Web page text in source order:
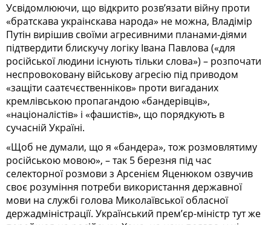
Усвідомлюючи, що відкрито розв’язати війну проти
«братскава украінскава народа» не можна, Владімір
Путін вирішив своїми агресивними планами-діями
підтвердити блискучу логіку Івана Павлова («для
російської людини існують тільки слова») – розпочати
неспровоковану військову агресію під приводом
«защіти саатєчєственніков» проти вигаданих
кремлівською пропагандою «бандерівців»,
«націоналістів» і «фашистів», що порядкують в
сучасній Україні.
«Щоб не думали, що я «бандера», тож розмовлятиму
російською мовою», – так 5 березня під час
селекторної розмови з Арсенієм Яценюком озвучив
своє розуміння потреби використання державної
мови на службі голова Миколаївської обласної
держадміністрації. Український прем’єр-міністр тут же